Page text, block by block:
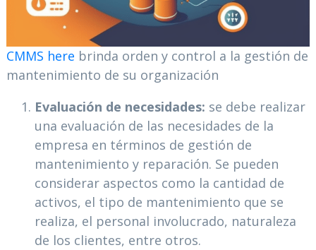
CMMS here brinda orden y control a la gestión de
mantenimiento de su organización
Evaluación de necesidades: se debe realizar
una evaluación de las necesidades de la
empresa en términos de gestión de
mantenimiento y reparación. Se pueden
considerar aspectos como la cantidad de
activos, el tipo de mantenimiento que se
realiza, el personal involucrado, naturaleza
de los clientes, entre otros.